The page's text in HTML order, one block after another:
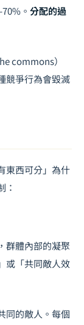
。 分配的過
commons）
競爭行為會毀滅
東西可分」為什
：
群體內部的凝聚
或「共同敵人效
同的敵人。每個